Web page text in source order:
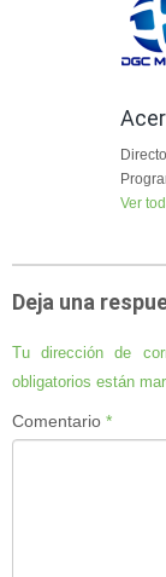
Ver
Deja una
Tu dirección de
obligatorios están
Comentario *